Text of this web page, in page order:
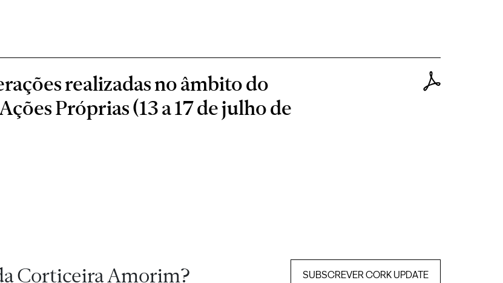
realizadas no âmbito do
Próprias (13 a 17 de julho de
Corticeira Amorim? SUBSCREVER CORK UPDATE